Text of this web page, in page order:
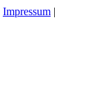
Impressum |